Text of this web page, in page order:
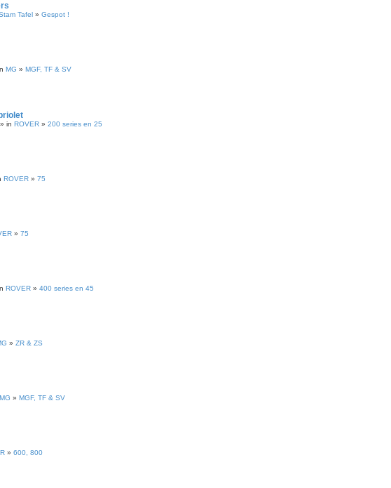
Tafel » Gespot !
MG » MGF, TF & SV
in ROVER » 200 series en 25
ROVER » 75
» 75
ROVER » 400 series en 45
» ZR & ZS
MG » MGF, TF & SV
» 600, 800